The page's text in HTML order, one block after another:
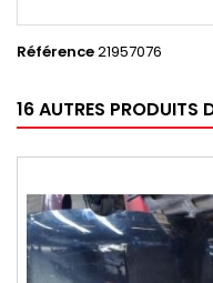
Référence21957076
16 AUTRES PRODUITS